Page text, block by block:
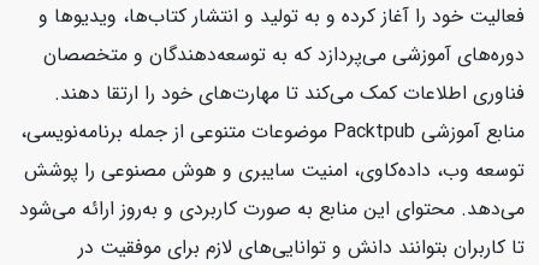
فعالیت خود را آغاز کرده و به تولید و انتشار کتاب‌ها، ویدیوها و
دوره‌های آموزشی می‌پردازد که به توسعه‌دهندگان و متخصصان
فناوری اطلاعات کمک می‌کند تا مهارت‌های خود را ارتقا دهند.
منابع آموزشی Packtpub موضوعات متنوعی از جمله برنامه‌نویسی،
توسعه وب، داده‌کاوی، امنیت سایبری و هوش مصنوعی را پوشش
می‌دهد. محتوای این منابع به صورت کاربردی و به‌روز ارائه می‌شود
تا کاربران بتوانند دانش و توانایی‌های لازم برای موفقیت در